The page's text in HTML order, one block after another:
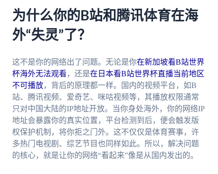
为什么你的B站和腾讯体育在海
外“失灵”了？
这不是你的网络出了问题。无论是你在新加坡看B站世界
杯海外无法观看 ，还是在日本看B站世界杯直播当前地区
不可播放，背后的原理都一样。国内的视频平台，如B
站、腾讯视频、爱奇艺、咪咕视频等，其播放权限通常
只对中国大陆的IP地址开放。当你身处海外，你的网络IP
地址会暴露你的真实位置，平台检测到后，便会触发版
权保护机制，将你拒之门外。这不仅仅是体育赛事，许
多热门电视剧、综艺节目也同样如此。所以，解决问题
的核心，就是让你的网络“看起来”像是从国内发出的。